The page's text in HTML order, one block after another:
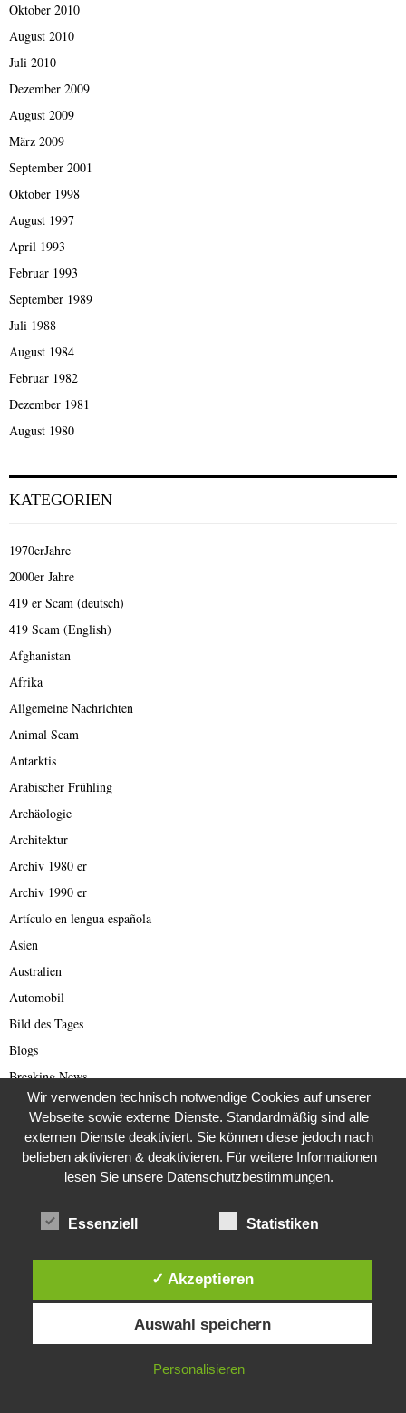
Oktober 2010
August 2010
Juli 2010
Dezember 2009
August 2009
März 2009
September 2001
Oktober 1998
August 1997
April 1993
Februar 1993
September 1989
Juli 1988
August 1984
Februar 1982
Dezember 1981
August 1980
KATEGORIEN
1970erJahre
2000er Jahre
419 er Scam (deutsch)
419 Scam (English)
Afghanistan
Afrika
Allgemeine Nachrichten
Animal Scam
Antarktis
Arabischer Frühling
Archäologie
Architektur
Archiv 1980 er
Archiv 1990 er
Artículo en lengua española
Asien
Australien
Automobil
Bild des Tages
Blogs
Breaking News
Brexit
Bücher
Bundestagswahl 2021
Business & Wirtschaft
Catastrophe Scam
China
Diese Website verwendet Cookies. Durch die weitere Nutzung dieser
Website stimmst du der Verwendung von Cookies zu.
IN ORDNUNG
Wir verwenden technisch notwendige Cookies auf unserer
Webseite sowie externe Dienste. Standardmäßig sind alle
externen Dienste deaktiviert. Sie können diese jedoch nach
belieben aktivieren & deaktivieren. Für weitere Informationen
lesen Sie unsere Datenschutzbestimmungen.
Essenziell Statistiken
✓ Akzeptieren
Auswahl speichern
Personalisieren